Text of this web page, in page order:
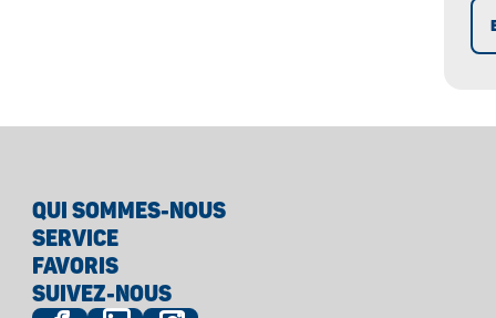
QUI SOMMES-NOUS
SERVICE
FAVORIS
SUIVEZ-NOUS